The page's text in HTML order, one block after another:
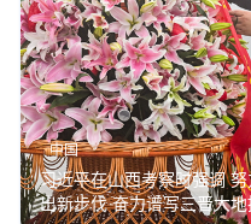
中国
习近平在山西考察时强调
出新步伐 奋力谱写三晋大